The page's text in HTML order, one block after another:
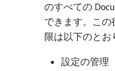
のすべての
できます。こ
限は以下のとお
設定の管理